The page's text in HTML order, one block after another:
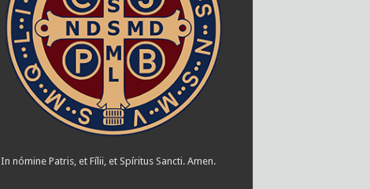
In nómine Patris, et Fílii, et Spíritus Sancti. Amen.